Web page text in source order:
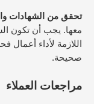
تحقق من الشهادات
معها. يجب أن تكون
اللازمة لأداء
صحيحة.
مراجعات العملاء